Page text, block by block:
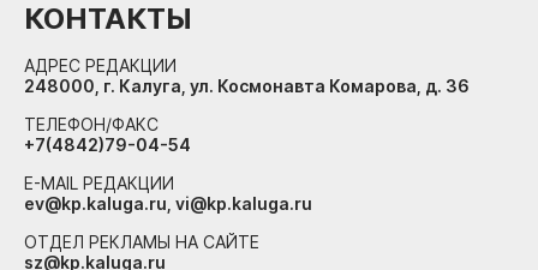
КОНТАКТЫ
АДРЕС РЕДАКЦИИ
248000, г. Калуга, ул. Космонавта Комарова, д. 36
ТЕЛЕФОН/ФАКС
+7(4842)79-04-54
E-MAIL РЕДАКЦИИ
ev@kp.kaluga.ru, vi@kp.kaluga.ru
ОТДЕЛ РЕКЛАМЫ НА САЙТЕ
sz@kp.kaluga.ru